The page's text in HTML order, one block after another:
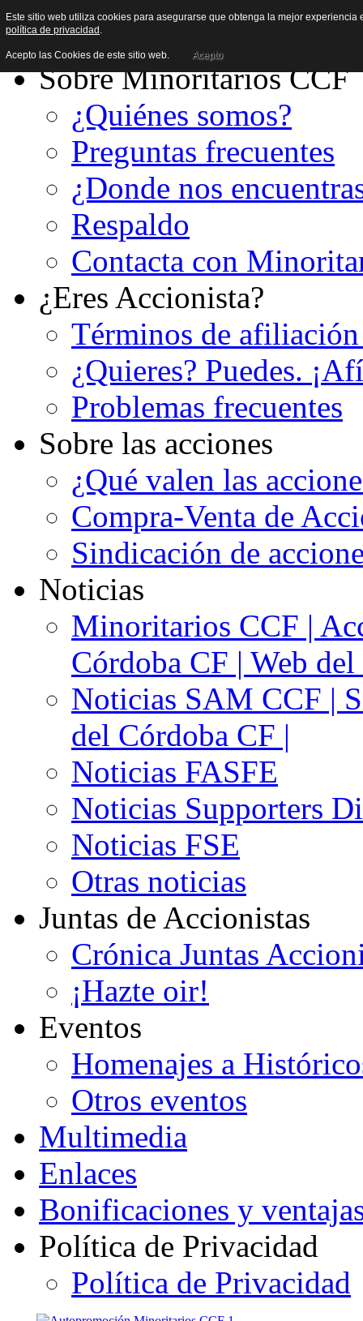
Sobre Minoritarios CCF
¿Quiénes somos?
Preguntas frecuentes
¿Donde nos
Respaldo
Contacta con
¿Eres Accionista?
Términos de
¿Quieres? Puedes.
Problemas frecuentes
Sobre las acciones
¿Qué valen las
Compra-Venta de
Sindicación de
Noticias
Minoritarios CCF |
Córdoba CF | Web
Noticias SAM CCF |
del Córdoba CF |
Noticias FASFE
Noticias Supporters
Noticias FSE
Otras noticias
Juntas de Accionistas
Crónica Juntas
¡Hazte oir!
Eventos
Homenajes a
Otros eventos
Multimedia
Enlaces
Bonificaciones y
Política de Privacidad
Política de Privacidad
Este sitio web utiliza cookies para asegurarse que obtenga la mejor
política de privacidad .
Acepto las Cookies de este sitio web. Acepto